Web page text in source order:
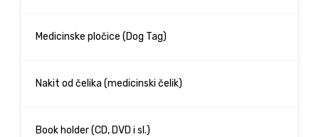
Medicinske pločice (Dog Tag)
Nakit od čelika (medicinski čelik)
Book holder (CD, DVD i sl.)